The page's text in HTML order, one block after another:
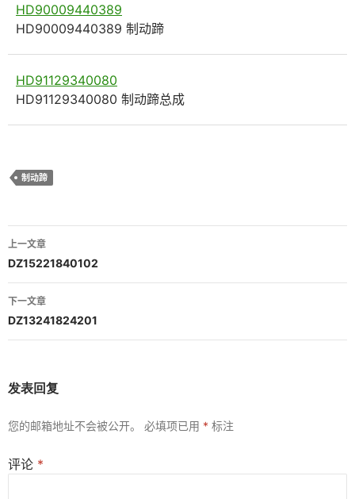
HD90009440389
HD90009440389 制动蹄
HD91129340080
HD91129340080 制动蹄总成
制动蹄
文
章
导
航
上一文章
DZ15221840102
下一文章
DZ13241824201
发表回复
您的邮箱地址不会被公开。 必填项已用 * 标注
评论 *